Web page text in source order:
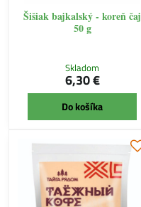
Šišiak bajkalský - koreň čaj
50 g
Skladom
6,30 €
Do košíka